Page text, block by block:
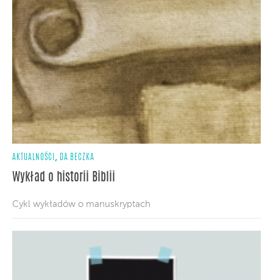
AKTUALNOŚCI , DA BECZKA
Wykład o historii Biblii
Cykl wykładów o manuskryptach